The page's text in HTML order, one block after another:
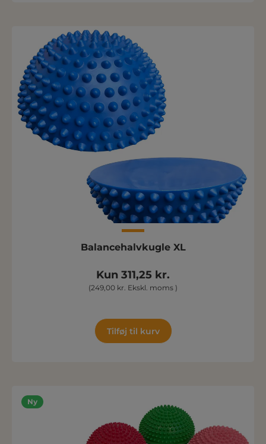
Balancehalvkugle XL
Kun 311,25 kr.
(249,00 kr. Ekskl. moms )
Tilføj til kurv
Ny